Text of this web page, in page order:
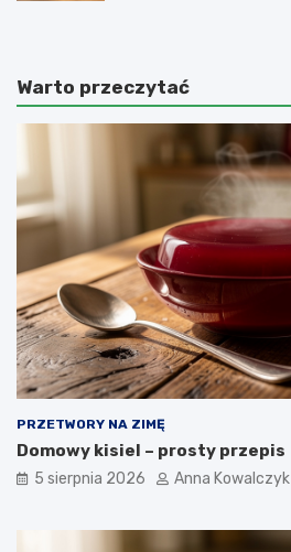
Warto przeczytać
PRZETWORY NA ZIMĘ
Domowy kisiel – prosty przepis
5 sierpnia 2026 Anna Kowalczyk